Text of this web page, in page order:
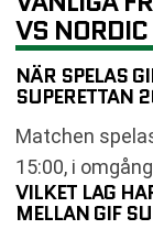
VS
NÄR SPELAS
SUPERETTAN
Matchen
15:00, i
VILKET LAG
MELLAN GIF